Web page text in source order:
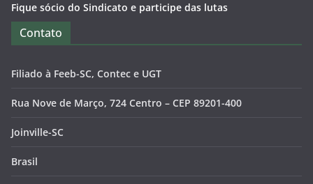
Fique sócio do Sindicato e participe das lutas
Contato
Filiado à Feeb-SC, Contec e UGT
Rua Nove de Março, 724 Centro – CEP 89201-400
Joinville-SC
Brasil